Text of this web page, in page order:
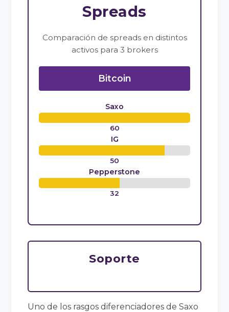
Spreads
Comparación de spreads en distintos
activos para 3 brokers
Bitcoin
Saxo
60
IG
50
Pepperstone
32
Soporte
Uno de los rasgos diferenciadores de Saxo